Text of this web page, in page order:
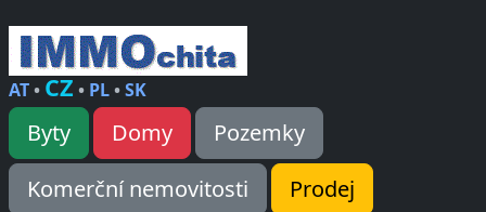
AT• CZ • PL•SK
Byty Domy
Pozemky
Komerční nemovitosti
Prodej